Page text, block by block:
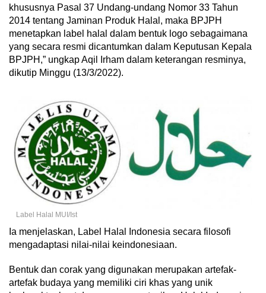
khususnya Pasal 37 Undang-undang Nomor 33 Tahun
2014 tentang Jaminan Produk Halal, maka BPJPH
menetapkan label halal dalam bentuk logo sebagaimana
yang secara resmi dicantumkan dalam Keputusan Kepala
BPJPH,” ungkap Aqil Irham dalam keterangan resminya,
dikutip Minggu (13/3/2022).
Label Halal MUI/Ist
Ia menjelaskan, Label Halal Indonesia secara filosofi
mengadaptasi nilai-nilai keindonesiaan.
Bentuk dan corak yang digunakan merupakan artefak-
artefak budaya yang memiliki ciri khas yang unik